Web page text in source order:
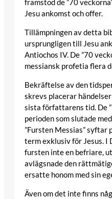
framstod de ”70
Jesu ankomst och offer.
Tillämpningen av detta
ursprungligen till Jesu
Antiochos IV. De ”70
messiansk profetia flera
Bekräftelse av den
skrevs placerar
sista författarens tid. De
perioden som slutade
”Fursten Messias” syftar
term exklusiv för Jesus. I
fursten inte en befriare,
avlägsnade den
ersatte honom med sin
Även om det inte finns